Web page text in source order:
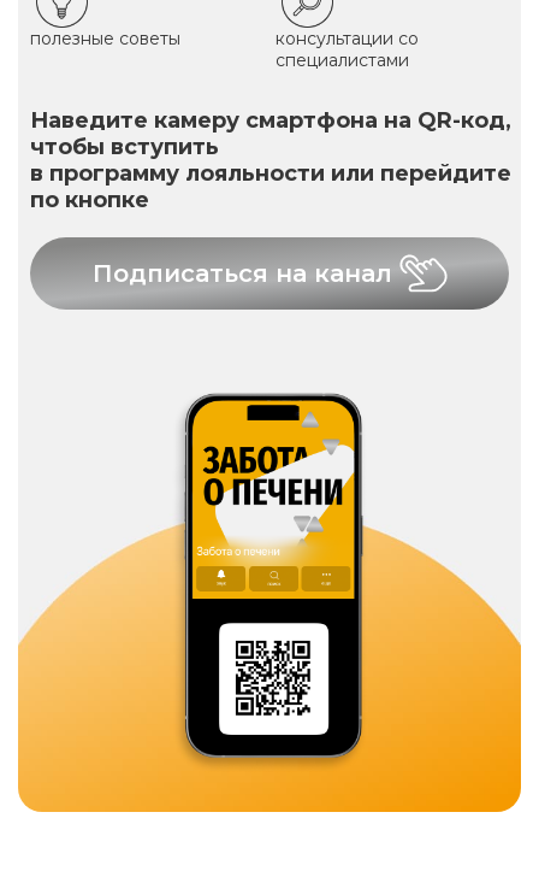
полезные советы
консультации со
специалистами
Наведите камеру смартфона на QR-код,
чтобы вступить
в программу лояльности или перейдите
по кнопке
Подписаться на канал